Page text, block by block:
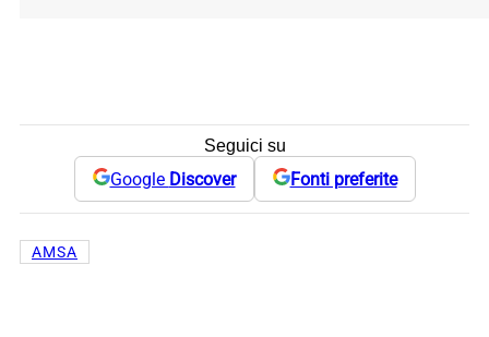
Seguici su
Google Discover Fonti preferite
AMSA